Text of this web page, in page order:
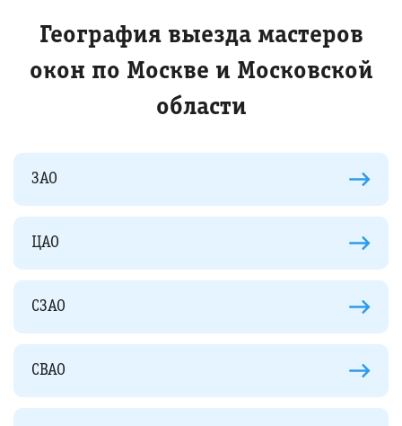
География выезда мастеров
окон по Москве и Московской
области
ЗАО
ЦАО
СЗАО
СВАО